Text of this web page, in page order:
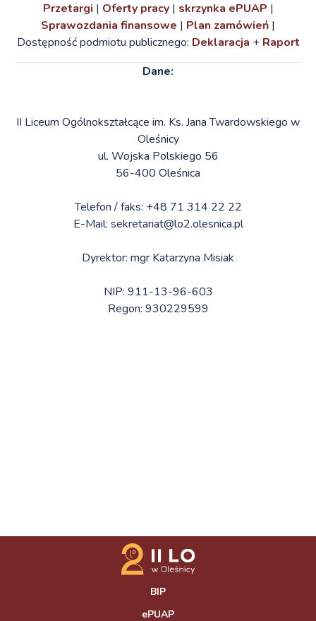
Przetargi | Oferty pracy| skrzynka ePUAP |
Sprawozdania finansowe | Plan zamówień |
Dostępność podmiotu publicznego: Deklaracja + Raport
Dane:
II Liceum Ogólnokształcące im. Ks. Jana Twardowskiego w
Oleśnicy
ul. Wojska Polskiego 56
56-400 Oleśnica
Telefon / faks: +48 71 314 22 22
E-Mail: sekretariat@lo2.olesnica.pl
Dyrektor: mgr Katarzyna Misiak
NIP: 911-13-96-603
Regon: 930229599
BIP
ePUAP